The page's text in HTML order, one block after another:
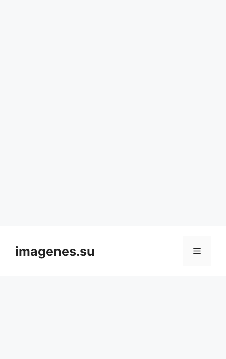
contentimagenes.su Menu